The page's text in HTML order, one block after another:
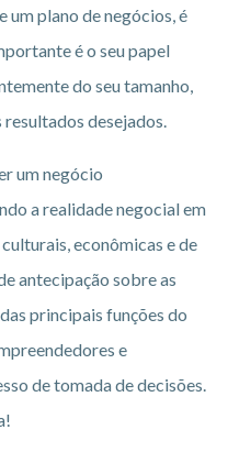
um plano de negócios, é
é o seu papel
do seu tamanho,
desejados.
um negócio
a realidade negocial em
econômicas e de
antecipação sobre as
principais funções do
e
de tomada de decisões.